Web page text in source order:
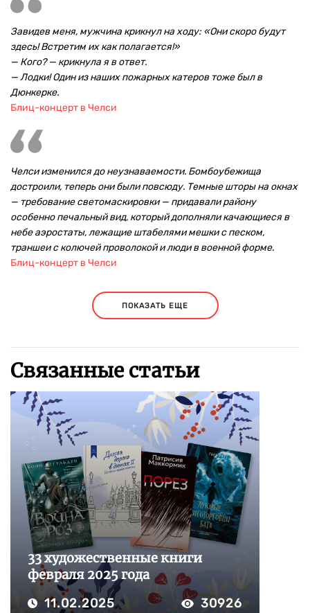
Завидев меня, мужчина крикнул на ходу: «Они скоро будут
здесь! Встретим их как полагается!»
— Кого? — крикнула я в ответ.
— Лодки! Один из наших пожарных катеров тоже был в
Дюнкерке.
Блиц-концерт в Челси
Челси изменился до неузнаваемости. Бомбоубежища
достроили, теперь они были повсюду. Темные шторы на окнах
— требование светомаскировки — придавали району
особенно печальный вид, который дополняли качающиеся в
небе аэростаты, лежащие штабелями мешки с песком,
траншеи с колючей проволокой и люди в военной форме.
Блиц-концерт в Челси
ПОКАЗАТЬ ЕЩЕ
Связанные статьи
33 художественные книги
февраля 2025 года
11.02.2025 30926